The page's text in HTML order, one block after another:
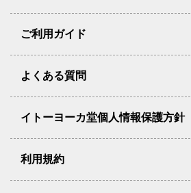
ご利用ガイド
よくある質問
イトーヨーカ堂個人情報保護方針
利用規約